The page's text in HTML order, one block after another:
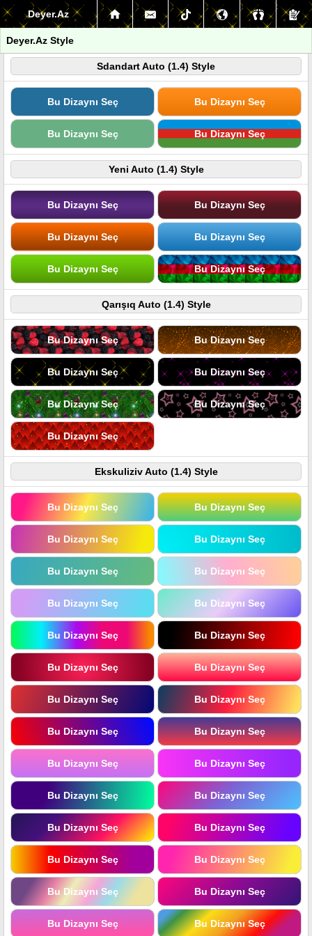
Deyer.Az
Deyer.Az Style
Sdandart Auto (1.4) Style
Bu Dizaynı Seç Bu Dizaynı Seç
Bu Dizaynı Seç Bu Dizaynı Seç
Yeni Auto (1.4) Style
Bu Dizaynı Seç Bu Dizaynı Seç
Bu Dizaynı Seç Bu Dizaynı Seç
Bu Dizaynı Seç Bu Dizaynı Seç
Qarışıq Auto (1.4) Style
Bu Dizaynı Seç Bu Dizaynı Seç
Bu Dizaynı Seç Bu Dizaynı Seç
Bu Dizaynı Seç Bu Dizaynı Seç
Bu Dizaynı Seç
Ekskuliziv Auto (1.4) Style
Bu Dizaynı Seç Bu Dizaynı Seç
Bu Dizaynı Seç Bu Dizaynı Seç
Bu Dizaynı Seç Bu Dizaynı Seç
Bu Dizaynı Seç Bu Dizaynı Seç
Bu Dizaynı Seç Bu Dizaynı Seç
Bu Dizaynı Seç Bu Dizaynı Seç
Bu Dizaynı Seç Bu Dizaynı Seç
Bu Dizaynı Seç Bu Dizaynı Seç
Bu Dizaynı Seç Bu Dizaynı Seç
Bu Dizaynı Seç Bu Dizaynı Seç
Bu Dizaynı Seç Bu Dizaynı Seç
Bu Dizaynı Seç Bu Dizaynı Seç
Bu Dizaynı Seç Bu Dizaynı Seç
Bu Dizaynı Seç Bu Dizaynı Seç